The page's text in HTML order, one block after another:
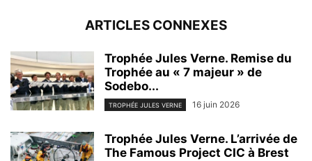
ARTICLES CONNEXES
Trophée Jules Verne. Remise du
Trophée au « 7 majeur » de
Sodebo...
TROPHÉE JULES VERNE 16 juin 2026
Trophée Jules Verne. L’arrivée de
The Famous Project CIC à Brest